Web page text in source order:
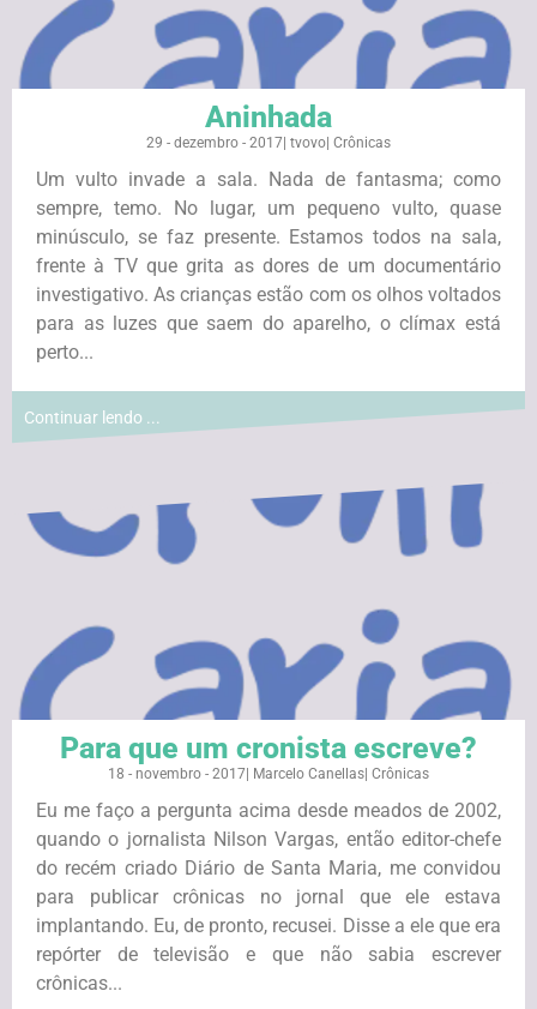
Aninhada
29 - dezembro - 2017 tvovo Crônicas
Um vulto invade a sala. Nada de fantasma; como
sempre, temo. No lugar, um pequeno vulto, quase
minúsculo, se faz presente. Estamos todos na sala,
frente à TV que grita as dores de um documentário
investigativo. As crianças estão com os olhos voltados
para as luzes que saem do aparelho, o clímax está
perto...
Continuar lendo ...
Para que um cronista escreve?
18 - novembro - 2017 Marcelo Canellas Crônicas
Eu me faço a pergunta acima desde meados de 2002,
quando o jornalista Nilson Vargas, então editor-chefe
do recém criado Diário de Santa Maria, me convidou
para publicar crônicas no jornal que ele estava
implantando. Eu, de pronto, recusei. Disse a ele que era
repórter de televisão e que não sabia escrever
crônicas...